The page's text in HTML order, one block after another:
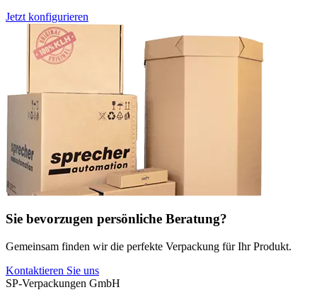
Jetzt konfigurieren
Sie bevorzugen persönliche Beratung?
Gemeinsam finden wir die perfekte Verpackung für Ihr Produkt.
Kontaktieren Sie uns
SP-Verpackungen GmbH